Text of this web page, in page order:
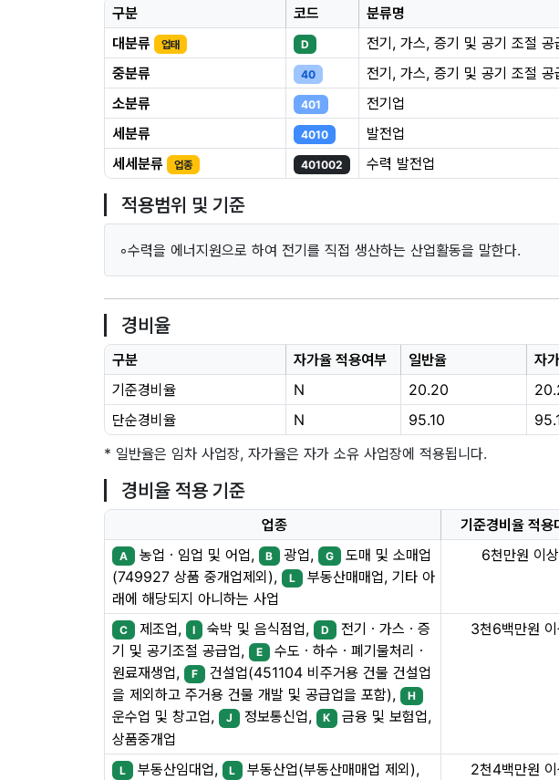
구분 코드
분류명
대분류
업태 D
전기, 가스, 증기 및 공기 조절 공
중분류
40
전기, 가스, 증기 및 공기 조절 공
소분류
401
전기업
세분류
4010
발전업
세세분류
업종 401002 수력 발전업
적용범위 및 기준
◦수력을 에너지원으로 하여 전기를 직접 생산하는 산업활동을 말한다.
경비율
구분 자가율 적용여부 일반율 자
기준경비율
N 20.20
단순경비율
N 95.10
* 일반율은 임차 사업장, 자가율은 자가 소유 사업장에 적용됩니다.
경비율 적용 기준
업종 기준경비율 적용
A 농업ㆍ임업 및 어업, B 광업, G 도매 및 소매업
(749927 상품 중개업제외),
L 부동산매매업, 기타 아
래에 해당되지 아니하는 사업
6천만원 이
C 제조업, I 숙박 및 음식점업, D 전기ㆍ가스ㆍ증
기 및 공기조절 공급업,
E 수도ㆍ하수ㆍ폐기물처리ㆍ
원료재생업,
F 건설업(451104 비주거용 건물 건설업
을 제외하고 주거용 건물 개발 및 공급업을 포함),
H
운수업 및 창고업, J 정보통신업, K
금융 및 보험업,
상품중개업
3천6백만원
L 부동산임대업, L 부동산업(부동산매매업 제외), 2천4백만원